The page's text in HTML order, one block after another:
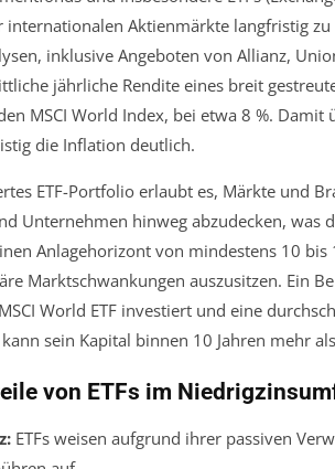
internationalen Aktienmärkte langfristig
inklusive Angeboten von Allianz,
jährliche Rendite eines breit
MSCI World Index, bei etwa 8 %. Damit
die Inflation deutlich.
ETF-Portfolio erlaubt es, Märkte und
Unternehmen hinweg abzudecken, was
Anlagehorizont von mindestens 10 bis
Marktschwankungen auszusitzen. Ein
World ETF investiert und eine
sein Kapital binnen 10 Jahren mehr
von ETFs im
ETFs weisen aufgrund ihrer passiven